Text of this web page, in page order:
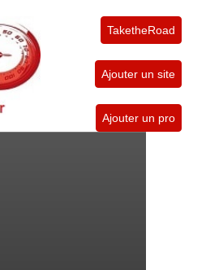
TaketheRoad
Ajouter un site
Ajouter un pro